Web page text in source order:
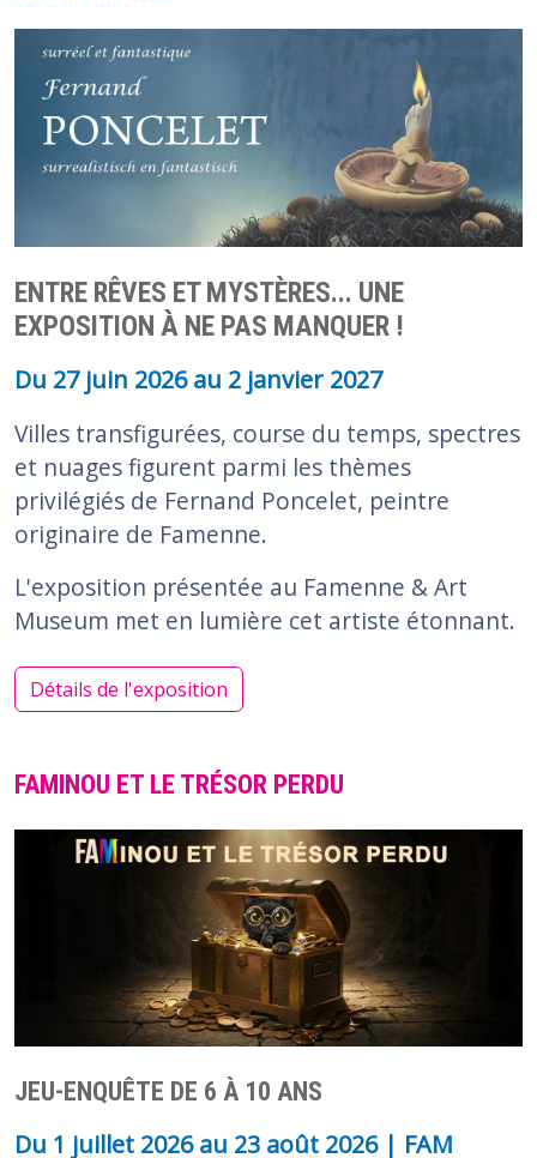
ENTRE RÊVES ET MYSTÈRES... UNE
EXPOSITION À NE PAS MANQUER !
Du 27 juin 2026au 2 janvier 2027
Villes transfigurées, course du temps, spectres
et nuages figurent parmi les thèmes
privilégiés de Fernand Poncelet, peintre
originaire de Famenne.
L'exposition présentée au Famenne & Art
Museum met en lumière cet artiste étonnant.
Détails de l'exposition
FAMINOU ET LE TRÉSOR PERDU
JEU-ENQUÊTE DE 6 À 10 ANS
Du 1 juillet 2026au 23 août 2026| FAM